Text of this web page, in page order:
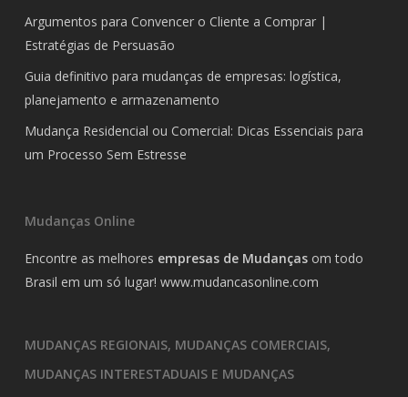
Argumentos para Convencer o Cliente a Comprar |
Estratégias de Persuasão
Guia definitivo para mudanças de empresas: logística,
planejamento e armazenamento
Mudança Residencial ou Comercial: Dicas Essenciais para
um Processo Sem Estresse
Mudanças Online
Encontre as melhores empresas de Mudançasom todo
Brasil em um só lugar! www.mudancasonline.com
MUDANÇAS REGIONAIS, MUDANÇAS COMERCIAIS,
MUDANÇAS INTERESTADUAIS E MUDANÇAS